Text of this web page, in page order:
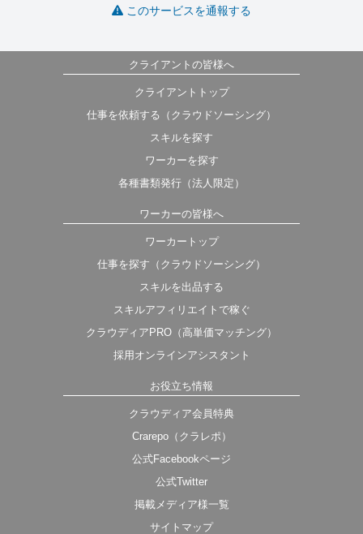
このサービスを通報する
クライアントの皆様へ
クライアントトップ
仕事を依頼する（クラウドソーシング）
スキルを探す
ワーカーを探す
各種書類発行（法人限定）
ワーカーの皆様へ
ワーカートップ
仕事を探す（クラウドソーシング）
スキルを出品する
スキルアフィリエイトで稼ぐ
クラウディアPRO（高単価マッチング）
採用オンラインアシスタント
お役立ち情報
クラウディア会員特典
Crarepo（クラレポ）
公式Facebookページ
公式Twitter
掲載メディア様一覧
サイトマップ